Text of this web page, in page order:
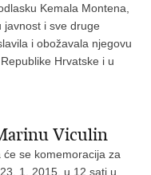
Kemala Montena,
javnost i sve druge
i obožavala njegovu
Hrvatske i u
Viculin
se komemoracija za
1. 2015. u 12 sati u